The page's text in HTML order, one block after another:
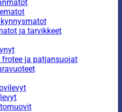
ja tarvikkeet
ja patjansuojat